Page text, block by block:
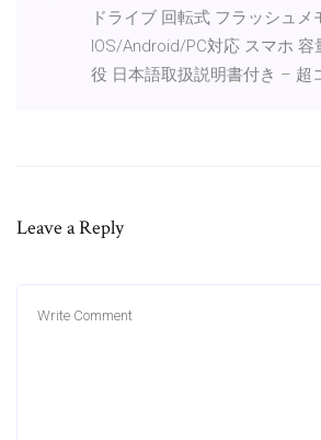
ドライブ 回転式 フラッシュ
IOS/Android/PC対応 スマホ 容
役 日本語取扱説明書付き – 超
Leave a Reply